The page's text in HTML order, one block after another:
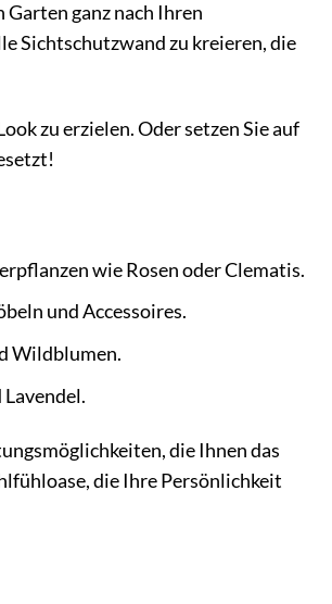
ganz nach Ihren
Sichtschutzwand zu kreieren, die
zu erzielen. Oder setzen Sie auf
wie Rosen oder Clematis.
und Accessoires.
Wildblumen.
die Ihnen das
die Ihre Persönlichkeit